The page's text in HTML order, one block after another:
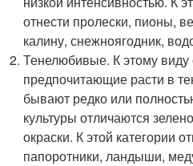
отнести пролески, пионы,
калину, снежноягодник,
Тенелюбивые. К этому виду
предпочитающие расти в
бывают редко или
культуры отличаются
окраски. К этой категории
папоротники, ландыши,